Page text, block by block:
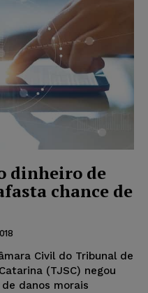
dinheiro de
chance de
Civil do Tribunal de
(TJSC) negou
danos morais